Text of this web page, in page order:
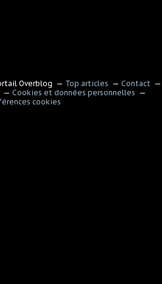
Overblog Top articles
Contact
Cookies et données personnelles
cookies